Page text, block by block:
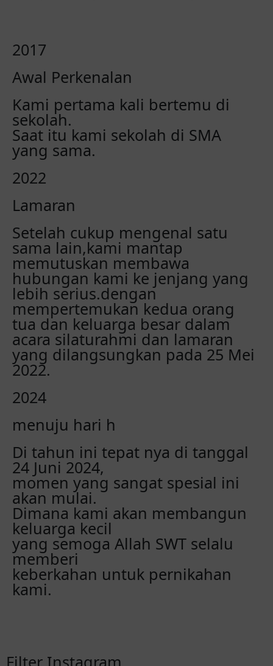
2017
Awal Perkenalan
Kami pertama kali bertemu di
sekolah.
Saat itu kami sekolah di SMA
yang sama.
2022
Lamaran
Setelah cukup mengenal satu
sama lain,kami mantap
memutuskan membawa
hubungan kami ke jenjang yang
lebih serius.dengan
mempertemukan kedua orang
tua dan keluarga besar dalam
acara silaturahmi dan lamaran
yang dilangsungkan pada 25 Mei
2022.
2024
menuju hari h
Di tahun ini tepat nya di tanggal
24 Juni 2024,
momen yang sangat spesial ini
akan mulai.
Dimana kami akan membangun
keluarga kecil
yang semoga Allah SWT selalu
memberi
keberkahan untuk pernikahan
kami.
Filter Instagram